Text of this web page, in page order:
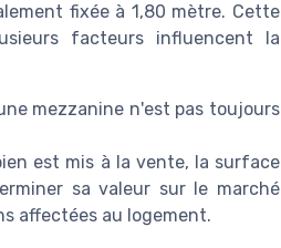
fixée à 1,80 mètre. Cette
facteurs influencent la
mezzanine n'est pas toujours
est mis à la vente, la surface
sa valeur sur le marché
affectées au logement.